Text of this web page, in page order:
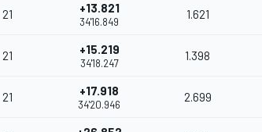
21 +13.821
34'16.849
1.621
21 +15.219
34'18.247
1.398
21 +17.918
34'20.946
2.699